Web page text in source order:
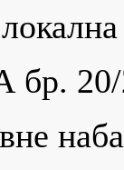
20/